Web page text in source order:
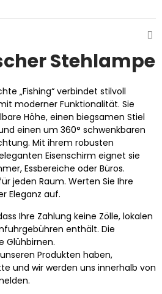
Stehlampe
„Fishing“ verbindet stilvoll
moderner Funktionalität. Sie
Höhe, einen biegsamen Stiel
einen um 360° schwenkbaren
Mit ihrem robusten
Eisenschirm eignet sie
Essbereiche oder Büros.
jeden Raum. Werten Sie Ihre
Eleganz auf.
Ihre Zahlung keine Zölle, lokalen
enthält. Die
Glühbirnen.
Produkten haben,
und wir werden uns innerhalb von